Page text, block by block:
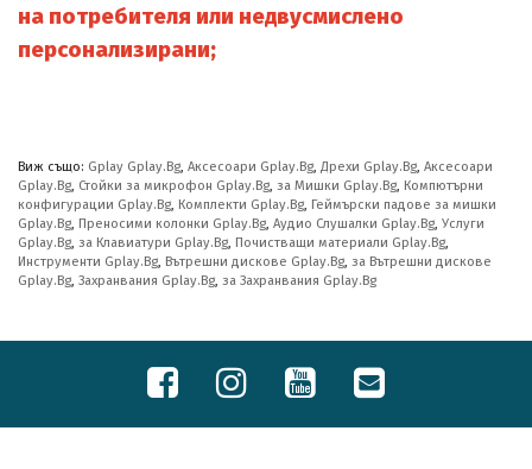
на потребителя или недвусмислено
персонализирани;
Виж също: Gplay Gplay.Bg Аксесоари Gplay.Bg Дрехи Gplay.Bg Аксесоари
Gplay.Bg Стойки за микрофон Gplay.Bg за Мишки Gplay.Bg Компютърни
конфигурации Gplay.Bg Комплекти Gplay.Bg Геймърски падове за мишки
Gplay.Bg Преносими колонки Gplay.Bg Аудио Слушалки Gplay.Bg Услуги
Gplay.Bg за Клавиатури Gplay.Bg Почистващи материали Gplay.Bg
Инструменти Gplay.Bg Вътрешни дискове Gplay.Bg за Вътрешни дискове
Gplay.Bg Захранвания Gplay.Bg за Захранвания Gplay.Bg